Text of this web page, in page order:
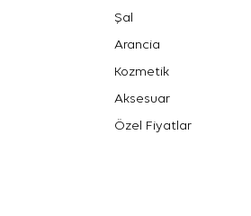
Şal
Arancia
Kozmetik
Aksesuar
Özel Fiyatlar